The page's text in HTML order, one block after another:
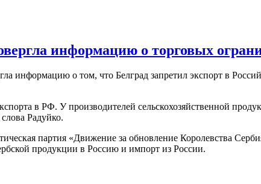
информацию о торговых
информацию о том, что Белград запретил экспорт в
в РФ. У производителей сельскохозяйственной
Радуйко.
партия «Движение за обновление Королевства
продукции в Россию и импорт из России.